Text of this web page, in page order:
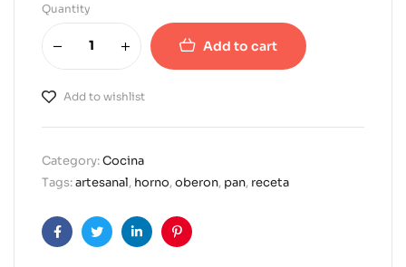
Quantity
Add to cart
Add to wishlist
A
l
e
n
a
i
Category:Cocina
Tags:artesanal, horno,oberon, pan, receta
FacebookTwitterLinkedinPinterest